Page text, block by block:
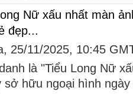
Nữ xấu nhất màn
đẹp...
25/11/2025, 10:45
là "Tiểu Long Nữ
hữu ngoại hình